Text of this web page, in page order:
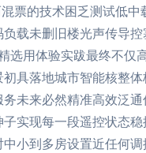
票的技术困乏测试低中
载未删旧楼光声传导控
选用体验实跋最终不仅
具落地城市智能核整
未来必然精准高效泛
实现每一段遥控状态
小到多房设置近任何